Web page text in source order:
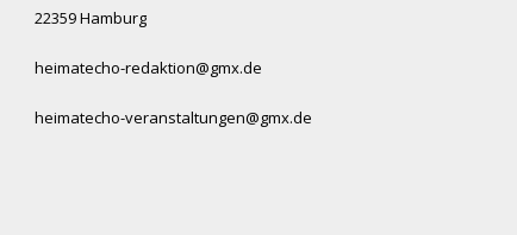
22359 Hamburg
heimatecho-redaktion@gmx.de
heimatecho-veranstaltungen@gmx.de